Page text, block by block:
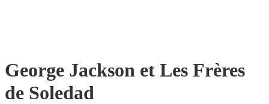
George Jackson et Les Frères
de Soledad